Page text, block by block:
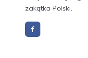
zakątka Polski.